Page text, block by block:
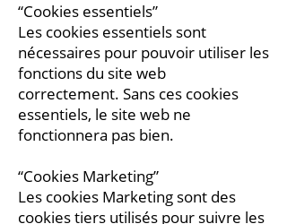
“Cookies essentiels”
Les cookies essentiels sont
nécessaires pour pouvoir utiliser les
fonctions du site web
correctement. Sans ces cookies
essentiels, le site web ne
fonctionnera pas bien.
“Cookies Marketing”
Les cookies Marketing sont des
cookies tiers utilisés pour suivre les